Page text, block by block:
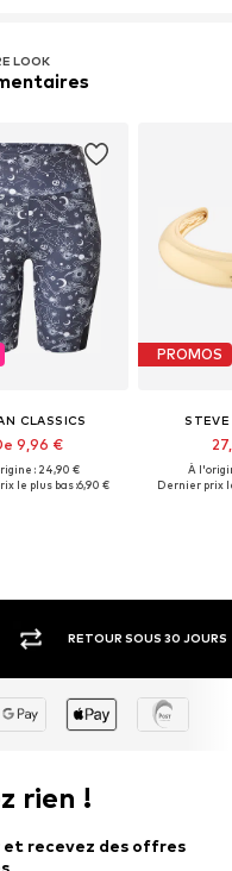
LOOK
CLASSICS
9,96 €
: 24,90 €
le plus bas :6,90 €
PROMOS
À
Dernier prix
LARGE
rien !
recevez des offres